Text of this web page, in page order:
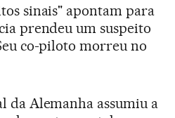
sinais" apontam para
prendeu um suspeito
co-piloto morreu no
da Alemanha assumiu a